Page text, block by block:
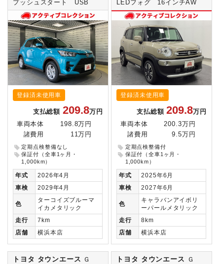
プッシュスタート USB
登録済未使用車
支払総額 209.8万円
車両本体
198.8万円
諸費用
11万円
定期点検整備なし
保証付（全車1ヶ月・
1,000km）
年式
2026年4月
車検
2029年4月
色
ターコイズブルーマ
イカメタリック
走行
7km
店舗
横浜本店
LEDフォグ 16インチAW
登録済未使用車
支払総額209.8万円
車両本体
200.3万円
諸費用
9.5万円
定期点検整備付
保証付（全車1ヶ月・
1,000km）
年式
2025年6月
車検
2027年6月
色
キャラバンアイボリ
ーパールメタリック
走行
8km
店舗
横浜本店
トヨタ タウンエース
Ｇ
トヨタ タウンエース
Ｇ